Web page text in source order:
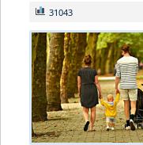
31043